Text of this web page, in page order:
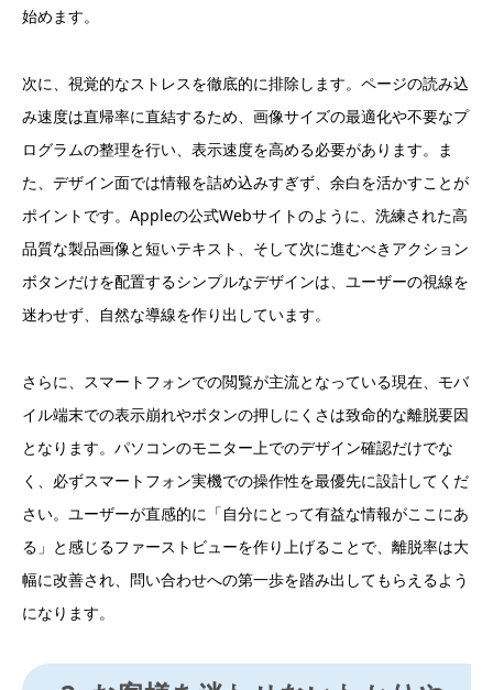
始めます。
次に、視覚的なストレスを徹底的に排除します。ページの読み込
み速度は直帰率に直結するため、画像サイズの最適化や不要なプ
ログラムの整理を行い、表示速度を高める必要があります。ま
た、デザイン面では情報を詰め込みすぎず、余白を活かすことが
ポイントです。Appleの公式Webサイトのように、洗練された高
品質な製品画像と短いテキスト、そして次に進むべきアクション
ボタンだけを配置するシンプルなデザインは、ユーザーの視線を
迷わせず、自然な導線を作り出しています。
さらに、スマートフォンでの閲覧が主流となっている現在、モバ
イル端末での表示崩れやボタンの押しにくさは致命的な離脱要因
となります。パソコンのモニター上でのデザイン確認だけでな
く、必ずスマートフォン実機での操作性を最優先に設計してくだ
さい。ユーザーが直感的に「自分にとって有益な情報がここにあ
る」と感じるファーストビューを作り上げることで、離脱率は大
幅に改善され、問い合わせへの第一歩を踏み出してもらえるよう
になります。